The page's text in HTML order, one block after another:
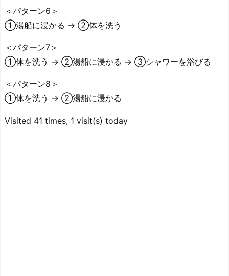
＜パターン6＞
①湯船に浸かる → ②体を洗う
＜パターン7＞
①体を洗う → ②湯船に浸かる → ③シャワーを浴びる
＜パターン8＞
①体を洗う → ②湯船に浸かる
Visited 41 times, 1 visit(s) today